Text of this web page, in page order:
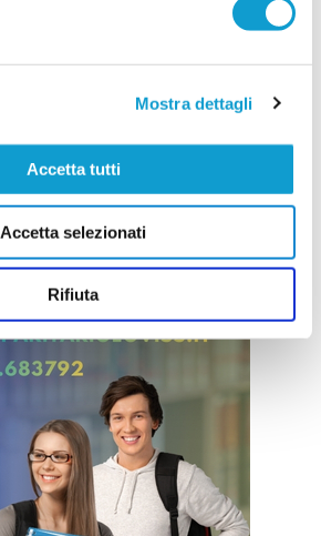
Mostra dettagli
Accetta tutti
Accetta selezionati
Rifiuta